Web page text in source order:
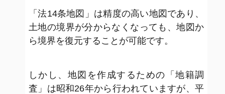
「法14条地図」は精度の高い地図であり、
土地の境界が分からなくなっても、地図か
ら境界を復元することが可能です。
しかし、地図を作成するための「地籍調
査」は昭和26年から行われていますが、平